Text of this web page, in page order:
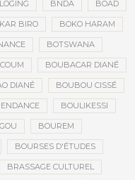
BNDA BOAD
BIRO BOKO HARAM
BOTSWANA
BOUBACAR DIANÉ
DIANÉ BOUBOU CISSÉ
BOULIKESSI
BOUREM
BOURSES D'ÉTUDES
BRASSAGE CULTUREL